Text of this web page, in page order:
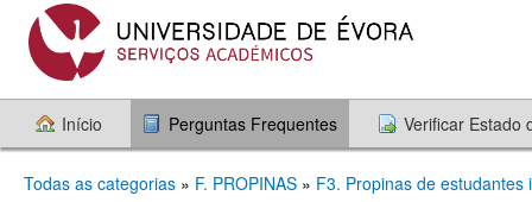
Início Perguntas Frequentes Verificar Estado
Todas as categorias » F. PROPINAS » F3. Propinas de estudantes